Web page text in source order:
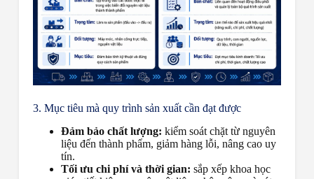
3. Mục tiêu mà quy trình sản xuất cần đạt được
Đảm bảo chất lượng: kiểm soát chặt từ nguyên
liệu đến thành phẩm, giảm hàng lỗi, nâng cao uy
tín.
Tối ưu chi phí và thời gian: sắp xếp khoa học